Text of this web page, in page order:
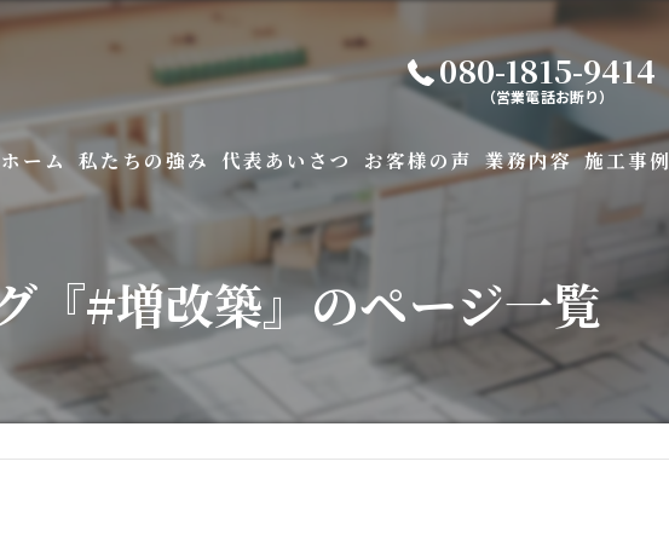
080-1815-9414
（営業電話お断り）
ホーム 私たちの強み 代表あいさつ お客様の声 業務内容 施工事例
『#増改築』のページ一覧